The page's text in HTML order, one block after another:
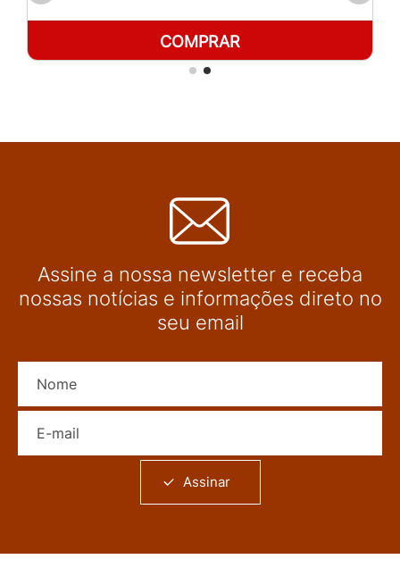
COMPRAR
Assine a nossa newsletter e receba
nossas notícias e informações direto no
seu email
Assinar